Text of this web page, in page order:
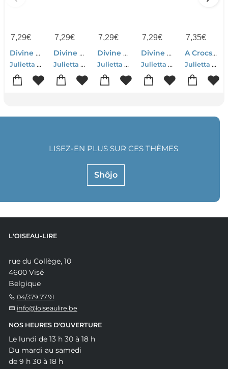
7,29€
Divine Nanami Tome 20
Julietta Suzuki
7,29€
Divine Nanami Tome 24
Julietta Suzuki
7,29€
Divine Nanami Tome 2
Julietta Suzuki
7,29€
Divine Nanami Tome 23
Julietta Suzuki
7,35€
A Crocs A Toi Tome 3
Julietta Suzuki
Shôjo
LISEZ-EN PLUS SUR CES THÈMES
L'OISEAU-LIRE
rue du Collège, 10
4600 Visé
Belgique
04/379.77.91
info@loiseaulire.be
NOS HEURES D'OUVERTURE
Le lundi de 13 h 30 à 18 h
Du mardi au samedi
de 9 h 30 à 18 h